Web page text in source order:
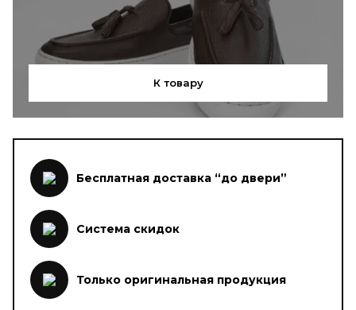
К товару
Бесплатная доставка “до двери”
Система скидок
Только оригинальная продукция